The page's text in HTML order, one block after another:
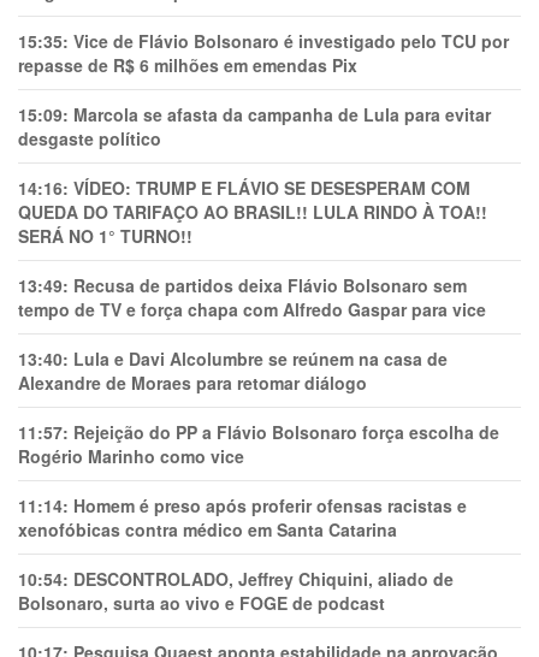
15:35: Vice de Flávio Bolsonaro é investigado pelo TCU por
repasse de R$ 6 milhões em emendas Pix
15:09: Marcola se afasta da campanha de Lula para evitar
desgaste político
14:16: VÍDEO: TRUMP E FLÁVIO SE DESESPERAM COM
QUEDA DO TARIFAÇO AO BRASIL!! LULA RINDO À TOA!!
SERÁ NO 1° TURNO!!
13:49: Recusa de partidos deixa Flávio Bolsonaro sem
tempo de TV e força chapa com Alfredo Gaspar para vice
13:40: Lula e Davi Alcolumbre se reúnem na casa de
Alexandre de Moraes para retomar diálogo
11:57: Rejeição do PP a Flávio Bolsonaro força escolha de
Rogério Marinho como vice
11:14: Homem é preso após proferir ofensas racistas e
xenofóbicas contra médico em Santa Catarina
10:54: DESCONTROLADO, Jeffrey Chiquini, aliado de
Bolsonaro, surta ao vivo e FOGE de podcast
10:17: Pesquisa Quaest aponta estabilidade na aprovação